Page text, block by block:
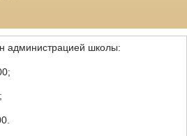
администрацией школы: